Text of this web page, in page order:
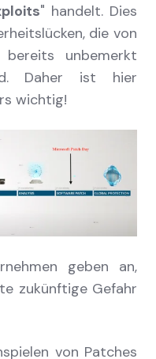
" handelt. Dies
die von
unbemerkt
Daher ist hier
wichtig!
geben an,
zukünftige Gefahr
von Patches